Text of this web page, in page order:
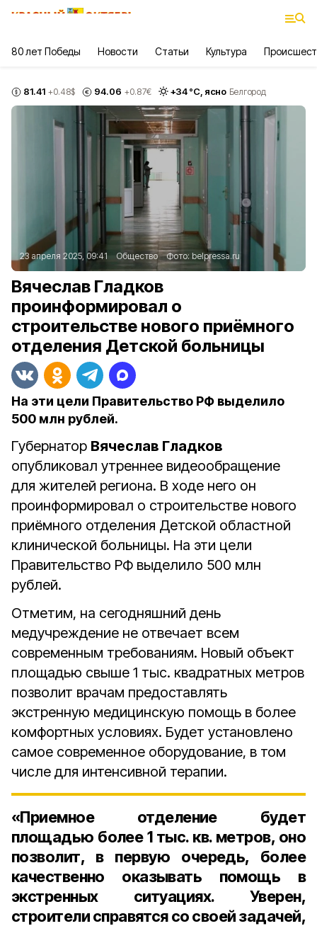
80 лет Победы Новости Статьи Культура
81.41 +0.48$ 94.06 +0.87€ +34°С, ясно Белгород
23 апреля 2025, 09:41 Общество Фото: belpressa.ru
Вячеслав Гладков
проинформировал о
строительстве нового приёмного
отделения Детской больницы
На эти цели Правительство РФ выделило
500 млн рублей.
Губернатор Вячеслав Гладков
опубликовал утреннее видеообращение
для жителей региона. В ходе него он
проинформировал о строительстве нового
приёмного отделения Детской областной
клинической больницы. На эти цели
Правительство РФ выделило 500 млн
рублей.
Отметим, на сегодняшний день
медучреждение не отвечает всем
современным требованиям. Новый объект
площадью свыше 1 тыс. квадратных метров
позволит врачам предоставлять
экстренную медицинскую помощь в более
комфортных условиях. Будет установлено
самое современное оборудование, в том
числе для интенсивной терапии.
«Приемное отделение будет
площадью более 1 тыс. кв. метров, оно
позволит, в первую очередь, более
качественно оказывать помощь в
экстренных ситуациях. Уверен,
строители справятся со своей задачей,